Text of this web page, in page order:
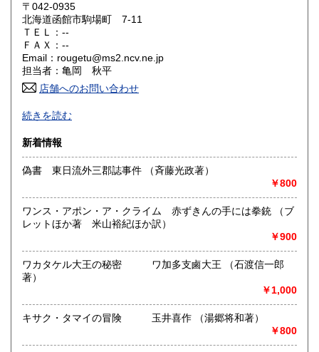
岡山県 1,800円
山口県
香川県
佐賀県
熊本県 1,800円 大分県
宮崎県 1,800円 鹿児島県 1,800円
沖縄県 1,800円
〒042-0935
北海道函館市駒場町 7-11
ＴＥＬ：--
ＦＡＸ：--
Email：rougetu@ms2.ncv.ne.jp
担当者：亀岡 秋平
店舗へのお問い合わせ
-
沿線名：市電
最寄駅：深堀町電停
営業時間：正午〜午後6時
定休日：毎週火曜日
書籍の買取について
-
取り扱い分野
-
続きを読む
新着情報
偽書 東日流外三郡誌事件 （斉藤光政著）
￥800
ワンス・アポン・ア・クライム 赤ずきんの手には拳銃 （ブ
レットほか著 米山裕紀ほか訳）
￥900
ワカタケル大王の秘密 ワ加多支鹵大王 （石渡信一郎
著）
￥1,000
キサク・タマイの冒険 玉井喜作 （湯郷将和著）
￥800